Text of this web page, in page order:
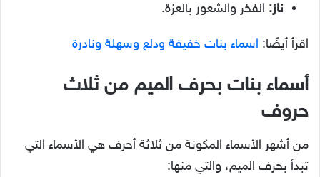
ناز: الفخر والشعور بالعزة.
اقرأ أيضًا: اسماء بنات خفيفة ودلع وسهلة ونادرة
أسماء بنات بحرف الميم من ثلاث
حروف
من أشهر الأسماء المكونة من ثلاثة أحرف هي الأسماء التي
تبدأ بحرف الميم، والتي منها: